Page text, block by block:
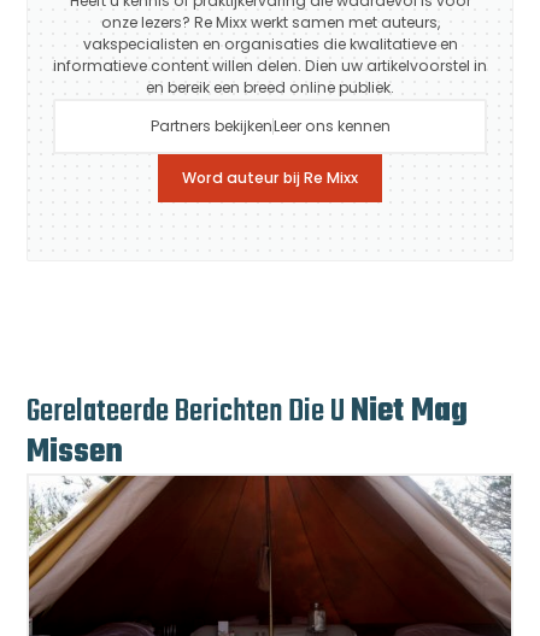
onze lezers? Re Mixx werkt samen met auteurs,
vakspecialisten en organisaties die kwalitatieve en
informatieve content willen delen. Dien uw artikelvoorstel in
en bereik een breed online publiek.
Partners bekijkenLeer ons kennen
Word auteur bij Re Mixx
Gerelateerde Berichten Die UNiet Mag
Missen